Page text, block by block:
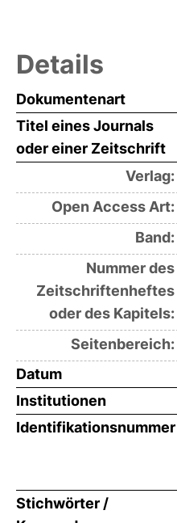
Details
Dokumentenart
Titel eines Journals
oder einer Zeitschrift
Verlag:
Open Access Art:
Band:
Nummer des
Zeitschriftenheftes
oder des Kapitels:
Seitenbereich:
Datum
Institutionen
Identifikationsnummer
Stichwörter /